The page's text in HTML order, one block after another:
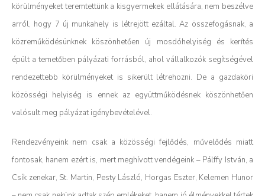
körülményeket teremtettünk a kisgyermekek ellátására, nem beszélve
arról, hogy 7 új munkahely is létrejött ezáltal. Az összefogásnak, a
közreműködésünknek köszönhetően új mosdóhelyiség és kerítés
épült a temetőben pályázati forrásból, ahol vállalkozók segítségével
rendezettebb körülményeket is sikerült létrehozni. De a gazdaköri
közösségi helyiség is ennek az együttműködésnek köszönhetően
valósult meg pályázat igénybevételével.
Rendezvényeink nem csak a közösségi fejlődés, művelődés miatt
fontosak, hanem ezért is, mert meghívott vendégeink – Pálffy István, a
Csík zenekar, St. Martin, Pesty László, Horgas Eszter, Kelemen Hunor